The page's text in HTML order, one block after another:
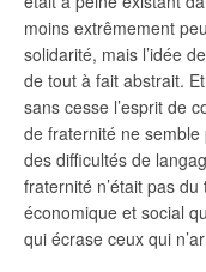
moins extrêmement
solidarité, mais l’idée
de tout à fait abstrait.
sans cesse l’esprit de
de fraternité ne
des difficultés de
fraternité n’était pas
économique et social
qui écrase ceux qui